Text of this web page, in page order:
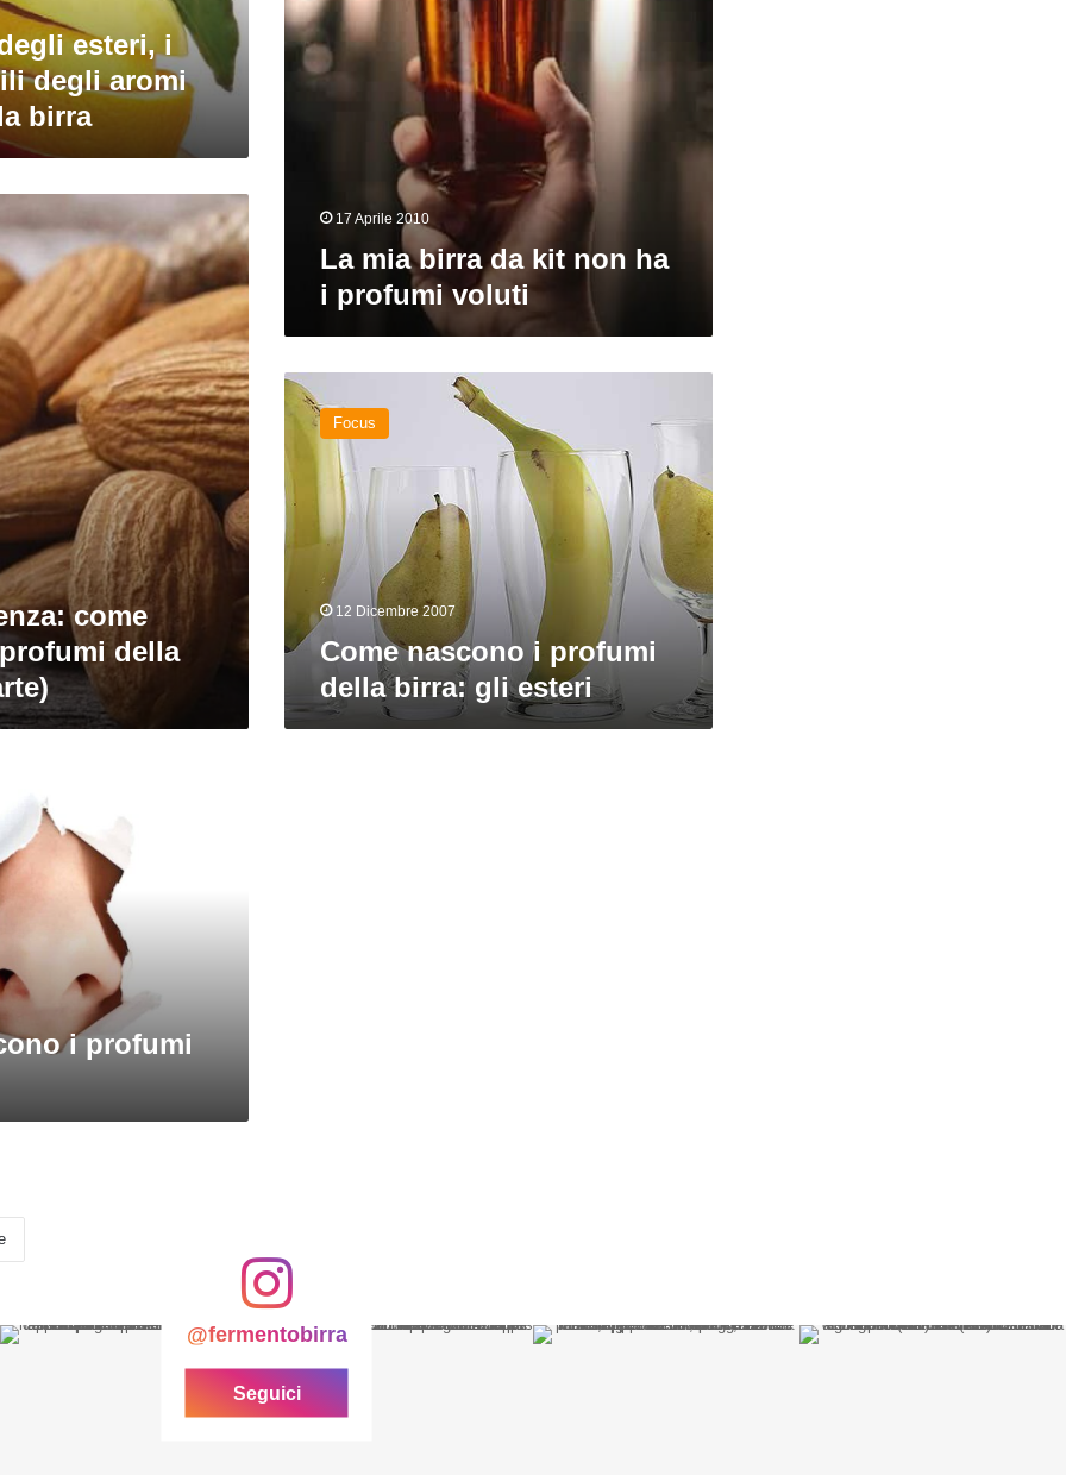
esteri, i
degli aromi
birra
profumi
voluti
17 Aprile 2010
La mia birra da kit non ha
i profumi voluti
come
della
Come
nascono
birra:
gli
Focus
12 Dicembre 2007
Come nascono i profumi
della birra: gli esteri
i profumi
@fermentobirra
Seguici